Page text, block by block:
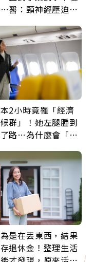
醫：頸神經壓迫上
2小時竟罹「經濟
群」！她左腿腫到
路…為什麼會「靜
是在丟東西，結果
退休金！整理生活